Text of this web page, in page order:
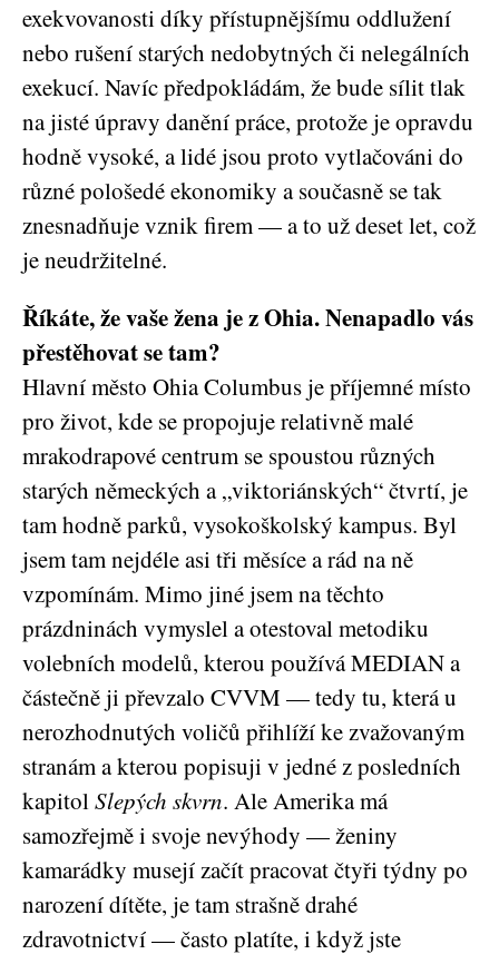
exekvovanosti díky přístupnějšímu oddlužení
nebo rušení starých nedobytných či nelegálních
exekucí. Navíc předpokládám, že bude sílit tlak
na jisté úpravy danění práce, protože je opravdu
hodně vysoké, a lidé jsou proto vytlačováni do
různé pološedé ekonomiky a současně se tak
znesnadňuje vznik firem — a to už deset let, což
je neudržitelné.
Říkáte, že vaše žena je z Ohia. Nenapadlo vás
přestěhovat se tam?
Hlavní město Ohia Columbus je příjemné místo
pro život, kde se propojuje relativně malé
mrakodrapové centrum se spoustou různých
starých německých a „viktoriánských“ čtvrtí, je
tam hodně parků, vysokoškolský kampus. Byl
jsem tam nejdéle asi tři měsíce a rád na ně
vzpomínám. Mimo jiné jsem na těchto
prázdninách vymyslel a otestoval metodiku
volebních modelů, kterou používá MEDIAN a
částečně ji převzalo CVVM — tedy tu, která u
nerozhodnutých voličů přihlíží ke zvažovaným
stranám a kterou popisuji v jedné z posledních
kapitolSlepých skvrn. Ale Amerika má
samozřejmě i svoje nevýhody — ženiny
kamarádky musejí začít pracovat čtyři týdny po
narození dítěte, je tam strašně drahé
zdravotnictví — často platíte, i když jste